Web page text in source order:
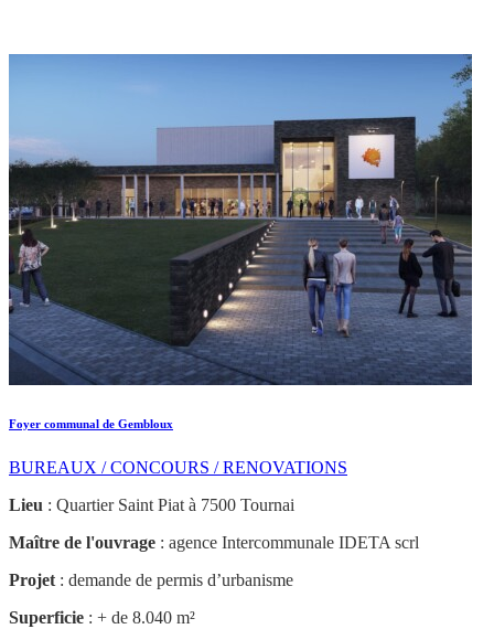
Foyer communal de Gembloux
BUREAUX / CONCOURS / RENOVATIONS
Lieu : Quartier Saint Piat à 7500 Tournai
Maître de l'ouvrage : agence Intercommunale IDETA scrl
Projet : demande de permis d’urbanisme
Superficie : + de 8.040 m²